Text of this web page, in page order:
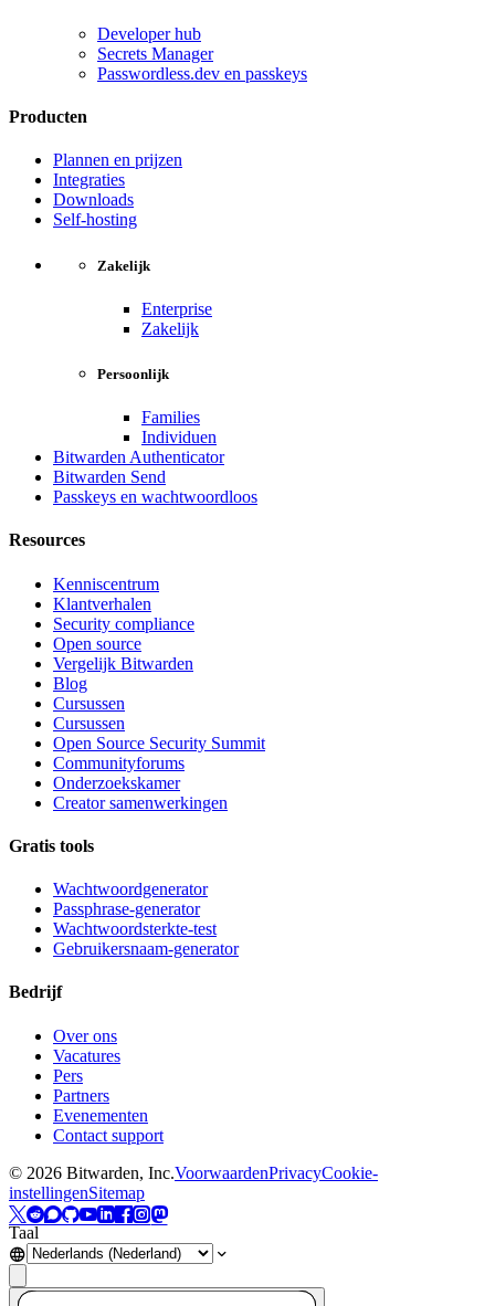
Developer hub
Secrets Manager
Passwordless.dev en passkeys
Producten
Plannen en prijzen
Integraties
Downloads
Self-hosting
Zakelijk
Enterprise
Zakelijk
Persoonlijk
Families
Individuen
Bitwarden Authenticator
Bitwarden Send
Passkeys en wachtwoordloos
Resources
Kenniscentrum
Klantverhalen
Security compliance
Open source
Vergelijk Bitwarden
Blog
Cursussen
Cursussen
Open Source Security Summit
Communityforums
Onderzoekskamer
Creator samenwerkingen
Gratis tools
Wachtwoordgenerator
Passphrase-generator
Wachtwoordsterkte-test
Gebruikersnaam-generator
Bedrijf
Over ons
Vacatures
Pers
Partners
Evenementen
Contact support
© 2026 Bitwarden, Inc.VoorwaardenPrivacyCookie-
instellingenSitemap
Taal